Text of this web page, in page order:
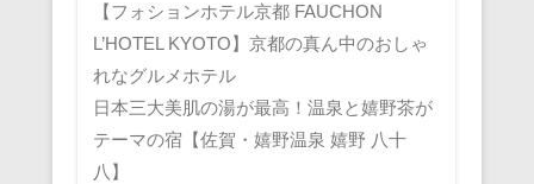
【フォションホテル京都 FAUCHON
L’HOTEL KYOTO】京都の真ん中のおしゃ
れなグルメホテル
日本三大美肌の湯が最高！温泉と嬉野茶が
テーマの宿【佐賀・嬉野温泉 嬉野 八十
八】